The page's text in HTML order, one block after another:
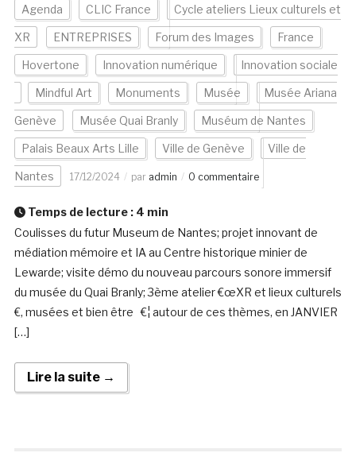
Agenda CLIC France Cycle ateliers Lieux culturels et
XR ENTREPRISES Forum des Images France
Hovertone Innovation numérique Innovation sociale
Mindful Art Monuments Musée Musée Ariana
Genève Musée Quai Branly Muséum de Nantes
Palais Beaux Arts Lille Ville de Genève Ville de
Nantes 17/12/2024 par admin 0 commentaire
Temps de lecture : 4 min
Coulisses du futur Museum de Nantes; projet innovant de
médiation mémoire et IA au Centre historique minier de
Lewarde; visite démo du nouveau parcours sonore immersif
du musée du Quai Branly; 3ème atelier €œXR et lieux culturels
€, musées et bien être €¦ autour de ces thèmes, en JANVIER
[…]
Lire la suite →